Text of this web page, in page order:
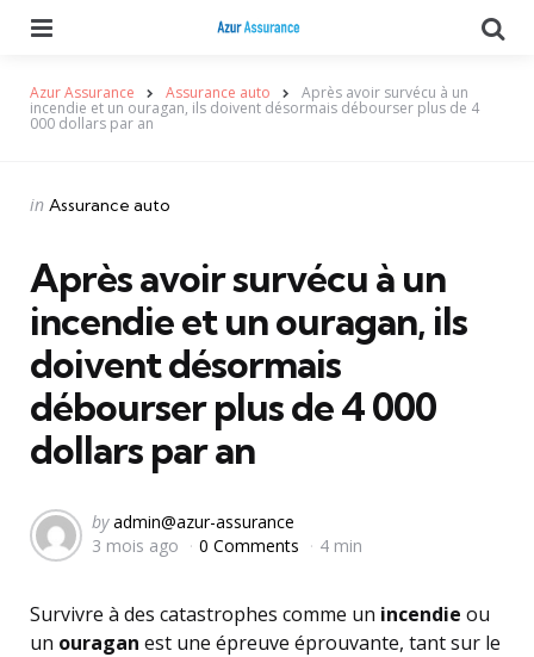
Azur Assurance Assurance auto Après avoir survécu à un
incendie et un ouragan, ils doivent désormais débourser plus de 4
000 dollars par an
Categories
Posted
in Assurance auto
Après avoir survécu à un
incendie et un ouragan, ils
doivent désormais
débourser plus de 4 000
dollars par an
Posted
by
by admin@azur-assurance
3 mois ago
0 Comments 4 min
Survivre à des catastrophes comme un incendie ou
un ouragan est une épreuve éprouvante, tant sur le